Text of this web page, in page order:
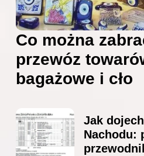
Co można
przewóz
bagażowe i cło
Jak
Nachodu: